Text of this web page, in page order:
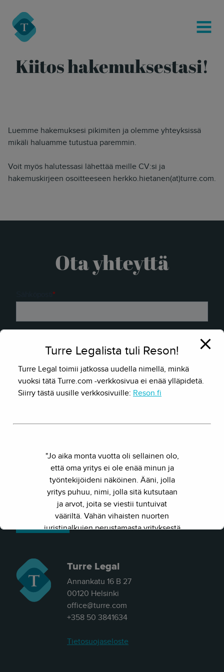
Turre Legal
MENU
Kiitos hakemuksestasi!
Luemme hakemuksesi pikimiten ja olemme yhteyksissä
mikäli haluamme tutustua paremmin.
Voit myös halutessasi lähettää meille CV:si ja
hakemuskirjeen osoitteeseen herkko.hietanen(at)turre.com.
Turre Legal
Annankatu 16 B 27
00120 Helsinki
office@turre.com
+358 50 3841634
Tietosuojaseloste
Ota yhteyttä
Turre Legalista tuli Reson!
Turre Legal toimii jatkossa uudella nimellä, minkä
vuoksi tätä Turre.com -verkkosivua ei enää ylläpidetä.
Siirry tästä uusille verkkosivuille: Reson.fi
"Jo aika monta vuotta oli sellainen olo,
että oma yritys ei ole enää minun ja
työntekijöideni näköinen. Ääni, jolla
yritys puhuu, nimi, jolla sitä kutsutaan
ja arvot, joita se viestii tuntuivat
vääriltä. Vähän vihaisten nuorten
juristinalkujen perustamasta yrityksestä
Siksi julkaisimme uuden nimen ja
verkkosivun. Out with the old - in with
the new."
- Herkko Hietanen